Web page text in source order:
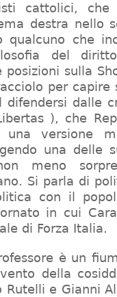
cattolici,
destra nello
che
del
sulla
per
difendersi dalle
), che
versione
una delle
meno
Si parla di
con il
in cui
di Forza Italia.
è un
della
Rutelli e Gianni